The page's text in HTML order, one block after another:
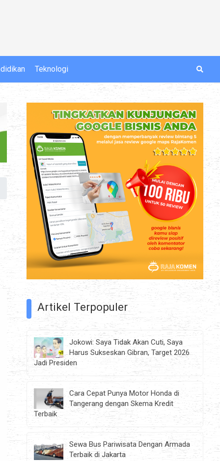
Teknologi
Artikel Terpopuler
Jokowi: Saya Tidak Akan Cuti, Saya
Harus Sukseskan Gibran, Target 2026
Jadi Presiden
Cara Cepat Punya Motor Honda di
Tangerang dengan Skema Kredit
Terbaik
Sewa Bus Pariwisata Dengan Armada
Terbaik di Jakarta